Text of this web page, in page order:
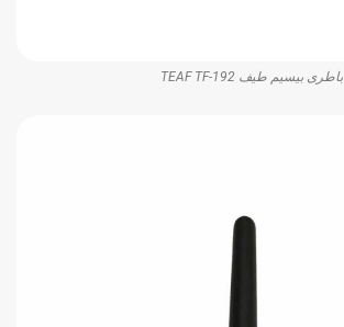
باطری بیسیم طیف TEAF TF-192